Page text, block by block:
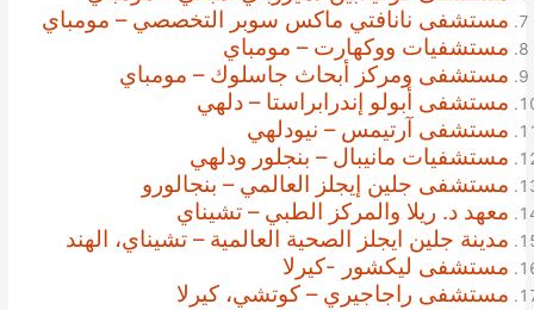
مستشفى نانافتي ماكس سوبر التخصصي – مومباي
مستشفيات ووكهارت – مومباي
مستشفى ومركز أبحاث جاسلوك – مومباي
مستشفى أبولو إندرابراستا – دلهي
مستشفى آرتيمس – نيودلهي
مستشفيات مانيبال – بنجلور ودلهي
مستشفى جلين إيجلز العالمي – بنجالورو
معهد د. ريلا والمركز الطبي – تشيناي
مدينة جلين ايجلز الصحية العالمية – تشيناي، الهند
مستشفى ليكشور -كيرلا
مستشفى راجاجيري – كوتشي، كيرلا